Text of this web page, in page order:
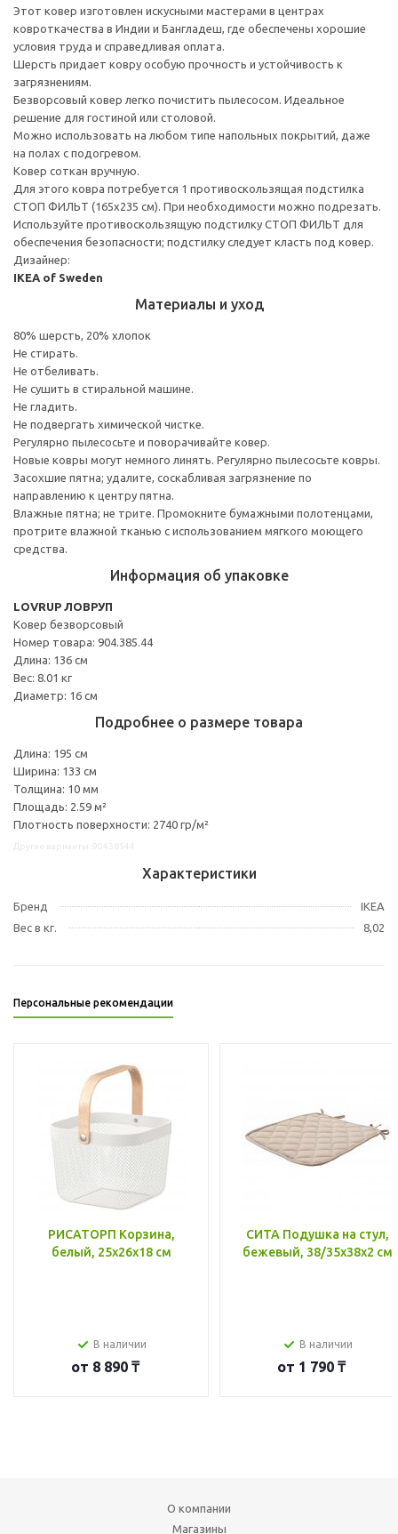
Этот ковер изготовлен искусными мастерами в центрах
ковроткачества в Индии и Бангладеш, где обеспечены хорошие
условия труда и справедливая оплата.
Шерсть придает ковру особую прочность и устойчивость к
загрязнениям.
Безворсовый ковер легко почистить пылесосом. Идеальное
решение для гостиной или столовой.
Можно использовать на любом типе напольных покрытий, даже
на полах с подогревом.
Ковер соткан вручную.
Для этого ковра потребуется 1 противоскользящая подстилка
СТОП ФИЛЬТ (165x235 см). При необходимости можно подрезать.
Используйте противоскользящую подстилку СТОП ФИЛЬТ для
обеспечения безопасности; подстилку следует класть под ковер.
Дизайнер:
IKEA of Sweden
Материалы и уход
80% шерсть, 20% хлопок
Не стирать.
Не отбеливать.
Не сушить в стиральной машине.
Не гладить.
Не подвергать химической чистке.
Регулярно пылесосьте и поворачивайте ковер.
Новые ковры могут немного линять. Регулярно пылесосьте ковры.
Засохшие пятна; удалите, соскабливая загрязнение по
направлению к центру пятна.
Влажные пятна; не трите. Промокните бумажными полотенцами,
протрите влажной тканью с использованием мягкого моющего
средства.
Информация об упаковке
LOVRUP ЛОВРУП
Ковер безворсовый
Номер товара: 904.385.44
Длина: 136 см
Вес: 8.01 кг
Диаметр: 16 см
Подробнее о размере товара
Длина: 195 см
Ширина: 133 см
Толщина: 10 мм
Площадь: 2.59 м²
Плотность поверхности: 2740 гр/м²
Характеристики
Бренд
IKEA
Вес в кг.
8,02
Персональные рекомендации
РИСАТОРП Корзина,
белый, 25x26x18 см
В наличии
от 8 890 ₸
СИТА Подушка на стул,
бежевый, 38/35x38x2 см
В наличии
от 1 790 ₸
О компании
Магазины